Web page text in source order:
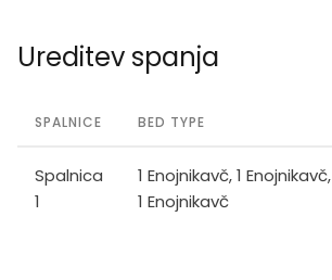
Ureditev spanja
SPALNICE BED TYPE
Spalnica
1
1 Enojnikavč, 1 Enojnikavč,
1 Enojnikavč